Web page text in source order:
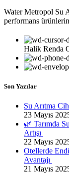
Water Metropol Su
performans
Halik Renda
Son Yazılar
Su Arıtma
23 Mayıs
🌿 Tarımda
Artışı
22 Mayıs
Otellerde
Avantajı
21 Mayıs